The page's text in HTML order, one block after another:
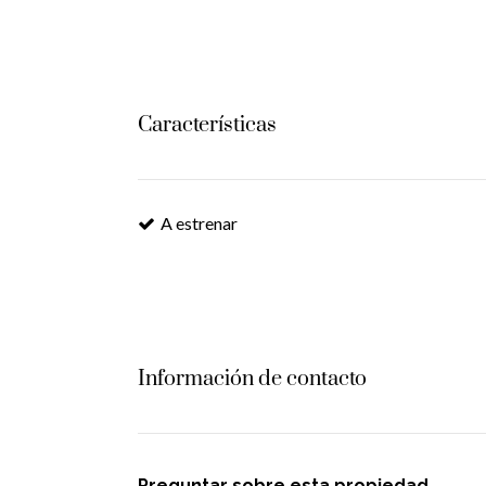
Características
A estrenar
Información de contacto